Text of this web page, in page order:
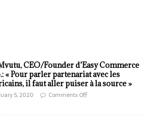
CEO/Founder d’Easy Commerce
« Pour parler partenariat avec les
il faut aller puiser à la source »
5, 2020 Comments Off